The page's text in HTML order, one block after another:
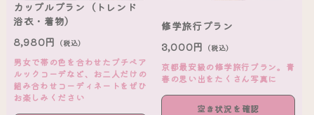
カップルプラン（トレンド
浴衣・着物）
8,980円 （税込）
男女で帯の色を合わせたプチペア
ルックコーデなど、お二人だけの
組み合わせコーディネートをぜひ
お楽しみください
修学旅行プラン
3,000円 （税込）
京都最安級の修学旅行プラン。青
春の思い出をたくさん写真に
空き状況を確認